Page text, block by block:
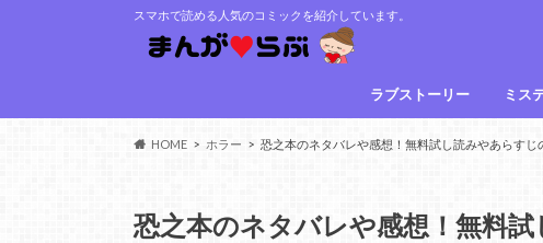
スマホで読める人気のコミックを紹介しています。
ラブストーリー ミス
HOME ホラー 恐之本のネタバレや感想！無料試し読みやあらすじ
恐之本のネタバレや感想！無料